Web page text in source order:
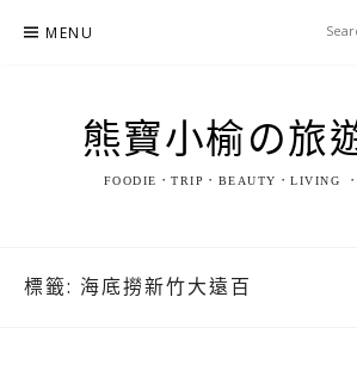
MENU
熊寶小榆の旅
FOODIE．TRIP．BEAUTY．LIVING
標籤: 海底撈新竹大遠百